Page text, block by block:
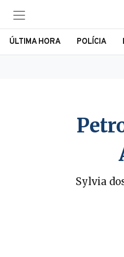
ÚLTIMA HORA POLÍCIA
Sylvia